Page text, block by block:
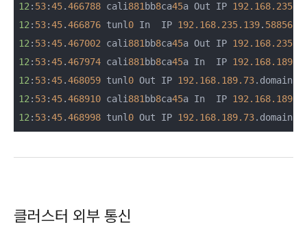
12: 53:45.466788 cali881bb8ca45a Out IP
12: 53:45.466876 tunl0 In  IP 192.168.235.139. 58856
12: 53:45.467002 cali881bb8ca45a Out IP
12: 53:45.467974 cali881bb8ca45a In  IP
12: 53:45.468059 tunl0 Out IP 192.168.189.73.domain
12: 53:45.468910 cali881bb8ca45a In  IP
12: 53:45.468998 tunl0 Out IP 192.168.189.73.domain
클러스터 외부 통신